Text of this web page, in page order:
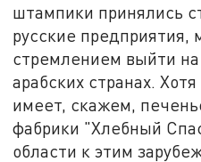
штампики принялись
русские предприятия,
стремлением выйти
арабских странах.
имеет, скажем,
фабрики "Хлебный
области к этим